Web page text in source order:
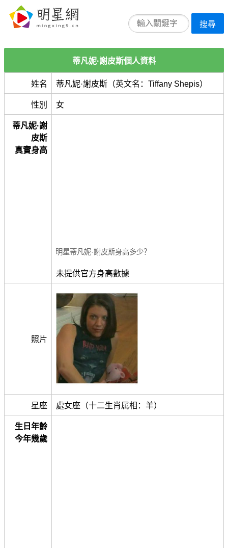
搜尋
蒂凡妮·謝皮斯個人資料
姓名 蒂凡妮·謝皮斯（英文名：Tiffany Shepis）
性別 女
蒂凡妮·謝
皮斯
真實身高
明星蒂凡妮·謝皮斯身高多少？
未提供官方身高數據
照片
星座 處女座（十二生肖属相：羊）
生日年齡
今年幾歲